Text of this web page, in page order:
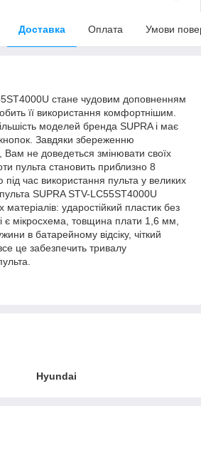
Доставка Оплата Умови
стане чудовим доповненням
її використання комфортнішим.
моделей бренда SUPRA і має
Завдяки збереженню
Вам не доведеться змінювати своїх
пульта становить приблизно 8
під час використання пульта у великих
SUPRA STV-LC55ST4000U
матеріалів: ударостійкий пластик без
є мікросхема, товщина плати 1,6 мм,
в батарейному відсіку, чіткий
це забезпечить тривалу
Hyundai